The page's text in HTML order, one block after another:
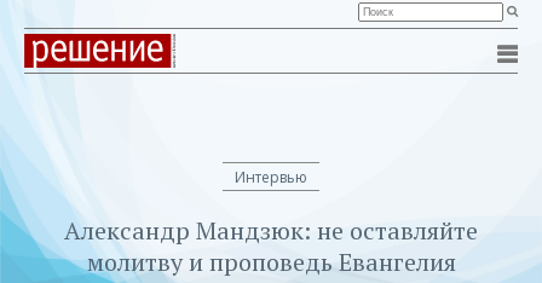
Интервью
Александр Мандзюк: не оставляйте
молитву и проповедь Евангелия